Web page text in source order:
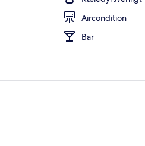
Aircondition
Bar